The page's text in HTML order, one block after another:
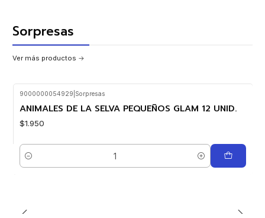
Sorpresas
Ver más productos
9000000054929 Sorpresas
ANIMALES DE LA SELVA PEQUEÑOS GLAM 12 UNID.
$1.950
Cantidad